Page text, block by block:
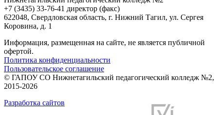
+7 (3435) 33-76-41 директор (факс)
622048, Свердловская область, г. Нижний Тагил, ул. Сергея
Коровина, д. 1
Информация, размещенная на сайте, не является публичной
офертой.
Политика конфиденциальности
Пользовательское соглашение
© ГАПОУ СО Нижнетагильский педагогический колледж №2,
2015-2026
Разработка сайтов